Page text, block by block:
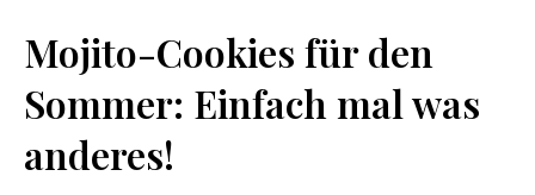
Mojito-Cookies für den
Sommer: Einfach mal was
anderes!